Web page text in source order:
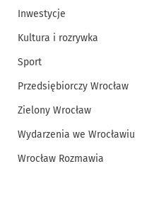
Inwestycje
Kultura i rozrywka
Sport
Przedsiębiorczy Wrocław
Zielony Wrocław
Wydarzenia we Wrocławiu
Wrocław Rozmawia